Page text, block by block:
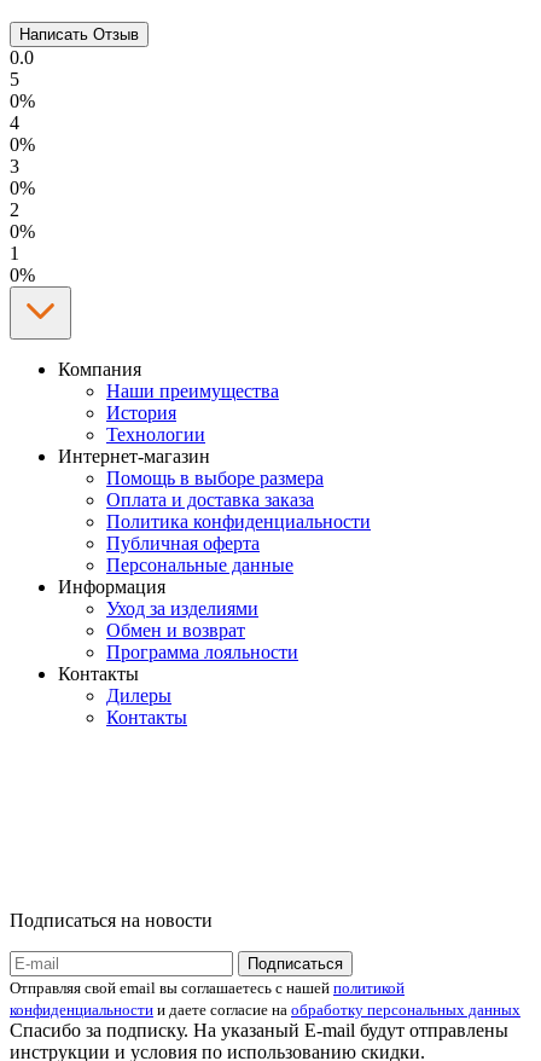
0.0
5
0%
4
0%
3
0%
2
0%
1
0%
Компания
Наши преимущества
История
Технологии
Интернет-магазин
Помощь в выборе размера
Оплата и доставка заказа
Политика конфиденциальности
Публичная оферта
Персональные данные
Информация
Уход за изделиями
Обмен и возврат
Программа лояльности
Контакты
Дилеры
Контакты
Подписаться на новости
Отправляя свой email вы соглашаетесь с нашей политикой
конфиденциальности и даете согласие на обработку персональных данных
Спасибо за подписку. На указаный E-mail будут отправлены
инструкции и условия по использованию скидки.